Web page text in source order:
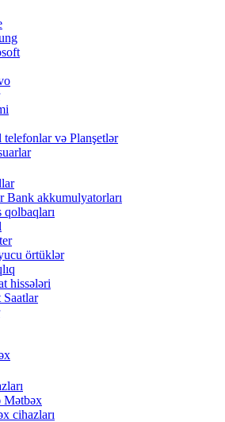
və Planşetlər
Bank akkumulyatorları
qolbaqları
örtüklər
hissələri
Saatlar
Mətbəx
cihazları